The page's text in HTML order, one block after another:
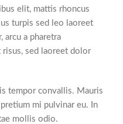
elit, mattis rhoncus
turpis sed leo laoreet
arcu a pharetra
sed laoreet dolor
tempor convallis. Mauris
mi pulvinar eu. In
mollis odio.